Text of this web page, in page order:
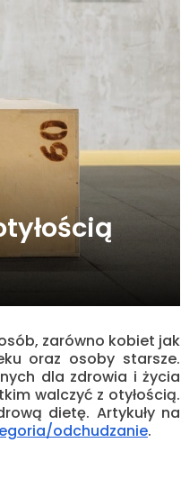
zarówno kobiet jak
oraz osoby starsze.
dla zdrowia i życia
walczyć z otyłością.
dietę. Artykuły na
odchudzanie.